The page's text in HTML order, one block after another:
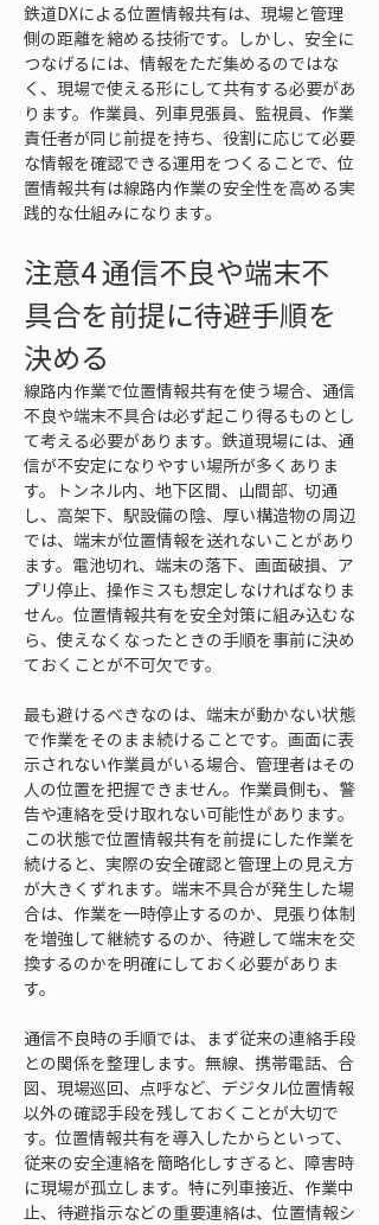
鉄道DXによる位置情報共有は、現場と管理
側の距離を縮める技術です。しかし、安全に
つなげるには、情報をただ集めるのではな
く、現場で使える形にして共有する必要があ
ります。作業員、列車見張員、監視員、作業
責任者が同じ前提を持ち、役割に応じて必要
な情報を確認できる運用をつくることで、位
置情報共有は線路内作業の安全性を高める実
践的な仕組みになります。
注意4 通信不良や端末不
具合を前提に待避手順を
決める
線路内作業で位置情報共有を使う場合、通信
不良や端末不具合は必ず起こり得るものとし
て考える必要があります。鉄道現場には、通
信が不安定になりやすい場所が多くありま
す。トンネル内、地下区間、山間部、切通
し、高架下、駅設備の陰、厚い構造物の周辺
では、端末が位置情報を送れないことがあり
ます。電池切れ、端末の落下、画面破損、ア
プリ停止、操作ミスも想定しなければなりま
せん。位置情報共有を安全対策に組み込むな
ら、使えなくなったときの手順を事前に決め
ておくことが不可欠です。
最も避けるべきなのは、端末が動かない状態
で作業をそのまま続けることです。画面に表
示されない作業員がいる場合、管理者はその
人の位置を把握できません。作業員側も、警
告や連絡を受け取れない可能性があります。
この状態で位置情報共有を前提にした作業を
続けると、実際の安全確認と管理上の見え方
が大きくずれます。端末不具合が発生した場
合は、作業を一時停止するのか、見張り体制
を増強して継続するのか、待避して端末を交
換するのかを明確にしておく必要がありま
す。
通信不良時の手順では、まず従来の連絡手段
との関係を整理します。無線、携帯電話、合
図、現場巡回、点呼など、デジタル位置情報
以外の確認手段を残しておくことが大切で
す。位置情報共有を導入したからといって、
従来の安全連絡を簡略化しすぎると、障害時
に現場が孤立します。特に列車接近、作業中
止、待避指示などの重要連絡は、位置情報シ